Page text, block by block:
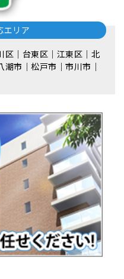
エリア
区｜台東区｜江東区｜北
市｜松⼾市｜市川市｜